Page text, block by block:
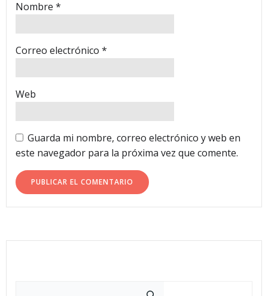
Nombre *
Correo electrónico *
Web
Guarda mi nombre, correo electrónico y web en
este navegador para la próxima vez que comente.